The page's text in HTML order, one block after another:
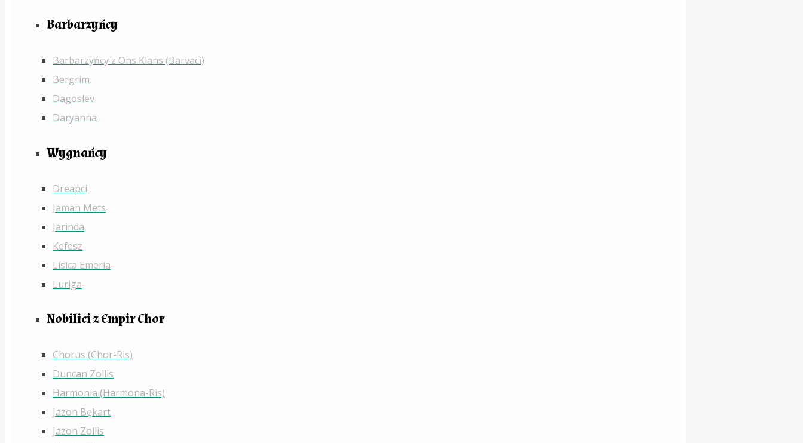
Barbarzyńcy
Barbarzyńcy z Ons Klans (Barvaci)
Bergrim
Dagoslev
Daryanna
Wygnańcy
Dreapci
Jaman Mets
Jarinda
Kefesz
Lisica Emeria
Luriga
Nobilici z Empir Chor
Chorus (Chor-Ris)
Duncan Zollis
Harmonia (Harmona-Ris)
Jazon Bękart
Jazon Zollis